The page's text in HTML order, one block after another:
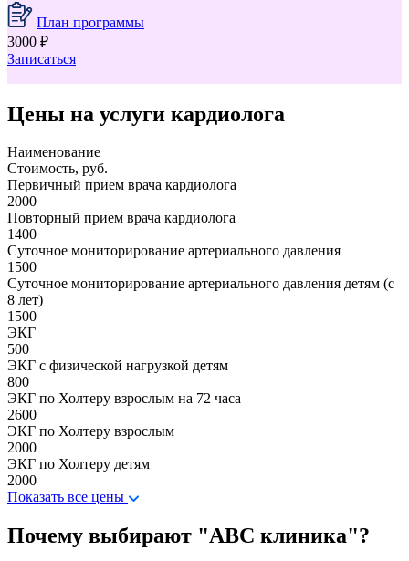
План программы
3000 ₽
Записаться
Цены на услуги кардиолога
Наименование
Стоимость, руб.
Первичный прием врача кардиолога
2000
Повторный прием врача кардиолога
1400
Суточное мониторирование артериального давления
1500
Суточное мониторирование артериального давления детям (с
8 лет)
1500
ЭКГ
500
ЭКГ с физической нагрузкой детям
800
ЭКГ по Холтеру взрослым на 72 часа
2600
ЭКГ по Холтеру взрослым
2000
ЭКГ по Холтеру детям
2000
Показать все цены
Почему выбирают "ABC клиника"?